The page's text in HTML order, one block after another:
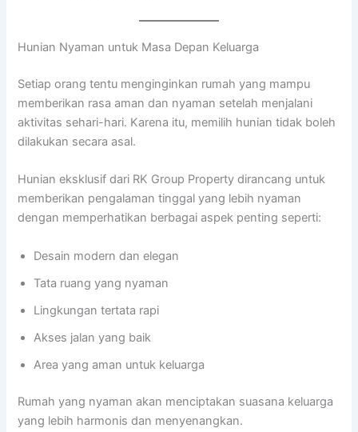
Hunian Nyaman untuk Masa Depan Keluarga
Setiap orang tentu menginginkan rumah yang mampu
memberikan rasa aman dan nyaman setelah menjalani
aktivitas sehari-hari. Karena itu, memilih hunian tidak boleh
dilakukan secara asal.
Hunian eksklusif dari RK Group Property dirancang untuk
memberikan pengalaman tinggal yang lebih nyaman
dengan memperhatikan berbagai aspek penting seperti:
Desain modern dan elegan
Tata ruang yang nyaman
Lingkungan tertata rapi
Akses jalan yang baik
Area yang aman untuk keluarga
Rumah yang nyaman akan menciptakan suasana keluarga
yang lebih harmonis dan menyenangkan.